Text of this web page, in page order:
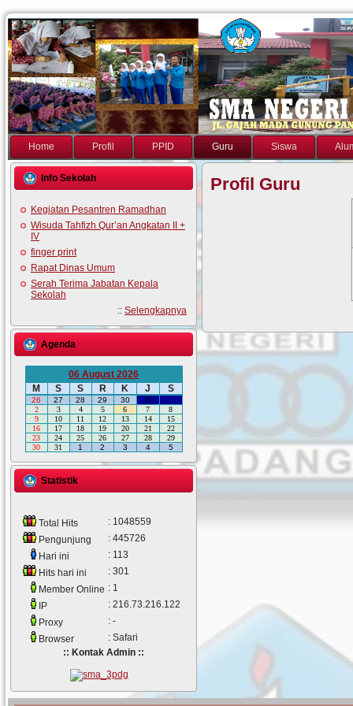
Home Profil PPID Guru Siswa
Info Sekolah
Kegiatan Pesantren Ramadhan
Wisuda Tahfizh Qur’an Angkatan II +
IV
finger print
Rapat Dinas Umum
Serah Terima Jabatan Kepala
Sekolah
:: Selengkapnya
Agenda
06 August 2026
M
S S R K J S
26 27 28 29 30 31
1
2
3 4 5 6 7
8
9
10 11 12 13 14
15
16
17 18 19 20 21
22
23
24 25 26 27 28
29
30
31 1 2 3 4 5
Statistik
Total Hits
: 1048559
Pengunjung
: 445726
Hari ini
: 113
Hits hari ini
: 301
Member Online : 1
IP
: 216.73.216.122
Proxy
: -
Browser
: Safari
:: Kontak Admin ::
Profil Guru